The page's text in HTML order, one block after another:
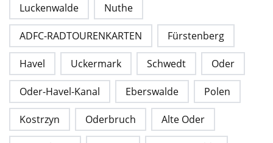
Luckenwalde Nuthe
ADFC-RADTOURENKARTEN Fürstenberg
Havel Uckermark Schwedt Oder
Oder-Havel-Kanal Eberswalde Polen
Kostrzyn Oderbruch Alte Oder